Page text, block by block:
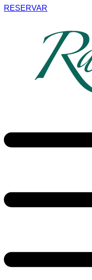
RESERVAR